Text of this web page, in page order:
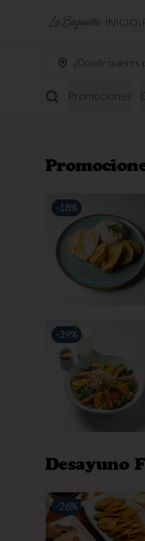
INICIO
¿Dónde quieres
Promociones
-18%
-39%
Desayuno
-26%